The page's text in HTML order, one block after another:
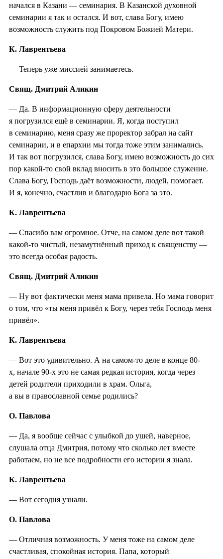
начался в Казани — семинария. В Казанской духовной
семинарии я так и остался. И вот, слава Богу, имею
возможность служить под Покровом Божией Матери.
К. Лаврентьева
— Теперь уже миссией занимаетесь.
Свящ. Дмитрий Аликин
— Да. В информационную сферу деятельности
я погрузился ещё в семинарии. Я, когда поступил
в семинарию, меня сразу же проректор забрал на сайт
семинарии, и в епархии мы тогда тоже этим занимались.
И так вот погрузился, слава Богу, имею возможность до сих
пор какой-то свой вклад вносить в это большое служение.
Слава Богу, Господь даёт возможности, людей, помогает.
И я, конечно, счастлив и благодарю Бога за это.
К. Лаврентьева
— Спасибо вам огромное. Отче, на самом деле вот такой
какой-то чистый, незамутнённый приход к священству —
это всегда особая радость.
Свящ. Дмитрий Аликин
— Ну вот фактически меня мама привела. Но мама говорит
о том, что «ты меня привёл к Богу, через тебя Господь меня
привёл».
К. Лаврентьева
— Вот это удивительно. А на самом-то деле в конце 80-
х, начале 90-х это не самая редкая история, когда через
детей родители приходили в храм. Ольга,
а вы в православной семье родились?
О. Павлова
— Да, я вообще сейчас с улыбкой до ушей, наверное,
слушала отца Дмитрия, потому что сколько лет вместе
работаем, но не все подробности его истории я знала.
К. Лаврентьева
— Вот сегодня узнали.
О. Павлова
— Отличная возможность. У меня тоже на самом деле
счастливая, спокойная история. Папа, который